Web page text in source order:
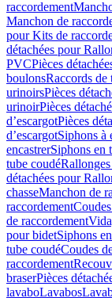
raccordement
Manchon de
pour Kits de
détachées pour
PVCPièces
boulonsRaccords de
urinoirsPièces
urinoirPièces
d’escargotPièces
d’escargotSiphons à
encastrerSiphons en
tube coudéRallonges
détachées pour
chasseManchon de
raccordement
de raccordement
pour bidetSiphons
tube coudéCoudes
raccordement
braserPièces
lavaboLavabos